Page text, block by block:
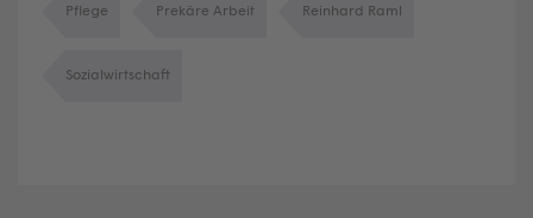
Pflege Prekäre Arbeit Reinhard Raml
Sozialwirtschaft